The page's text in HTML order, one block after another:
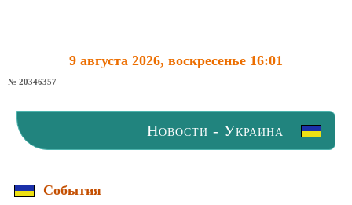
9 августа 2026, воскресенье 16:01
№ 20346357
Новости - Украина
События